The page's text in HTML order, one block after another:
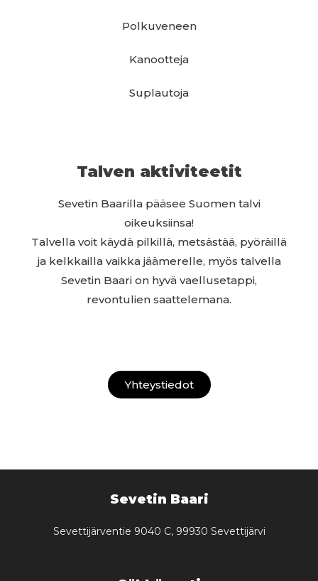
Polkuveneen
Kanootteja
Suplautoja
Talven aktiviteetit
Sevetin Baarilla pääsee Suomen talvi
oikeuksiinsa!
Talvella voit käydä pilkillä, metsästää, pyöräillä
ja kelkkailla vaikka jäämerelle, myös talvella
Sevetin Baari on hyvä vaellusetappi,
revontulien saattelemana.
Yhteystiedot
Sevetin Baari
Sevettijärventie 9040 C, 99930 Sevettijärvi